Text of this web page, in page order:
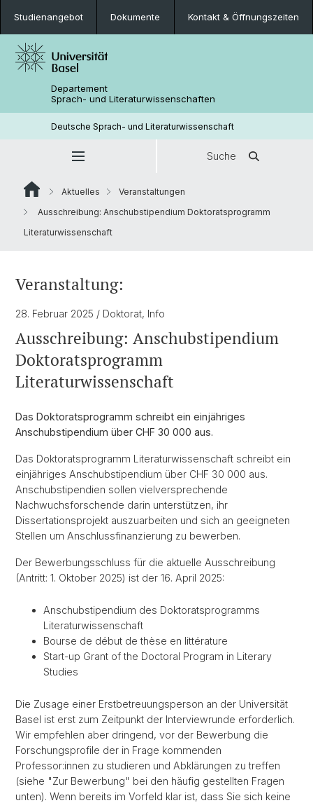
Studienangebot Dokumente Kontakt & Öffnungszeiten
Departement
Sprach- und Literaturwissenschaften
Deutsche Sprach- und Literaturwissenschaft
Suche
Aktuelles
Veranstaltungen
Ausschreibung: Anschubstipendium Doktoratsprogramm
Literaturwissenschaft
Veranstaltung:
28. Februar 2025 / Doktorat, Info
Ausschreibung: Anschubstipendium
Doktoratsprogramm
Literaturwissenschaft
Das Doktoratsprogramm schreibt ein einjähriges
Anschubstipendium über CHF 30 000 aus.
Das Doktoratsprogramm Literaturwissenschaft schreibt ein
einjähriges Anschubstipendium über CHF 30 000 aus.
Anschubstipendien sollen vielversprechende
Nachwuchsforschende darin unterstützen, ihr
Dissertationsprojekt auszuarbeiten und sich an geeigneten
Stellen um Anschlussfinanzierung zu bewerben.
Der Bewerbungsschluss für die aktuelle Ausschreibung
(Antritt: 1. Oktober 2025) ist der 16. April 2025:
Anschubstipendium des Doktoratsprogramms
Literaturwissenschaft
Bourse de début de thèse en littérature
Start-up Grant of the Doctoral Program in Literary
Studies
Die Zusage einer Erstbetreuungsperson an der Universität
Basel ist erst zum Zeitpunkt der Interviewrunde erforderlich.
Wir empfehlen aber dringend, vor der Bewerbung die
Forschungsprofile der in Frage kommenden
Professor:innen zu studieren und Abklärungen zu treffen
(siehe "Zur Bewerbung" bei den häufig gestellten Fragen
unten). Wenn bereits im Vorfeld klar ist, dass Sie sich keine